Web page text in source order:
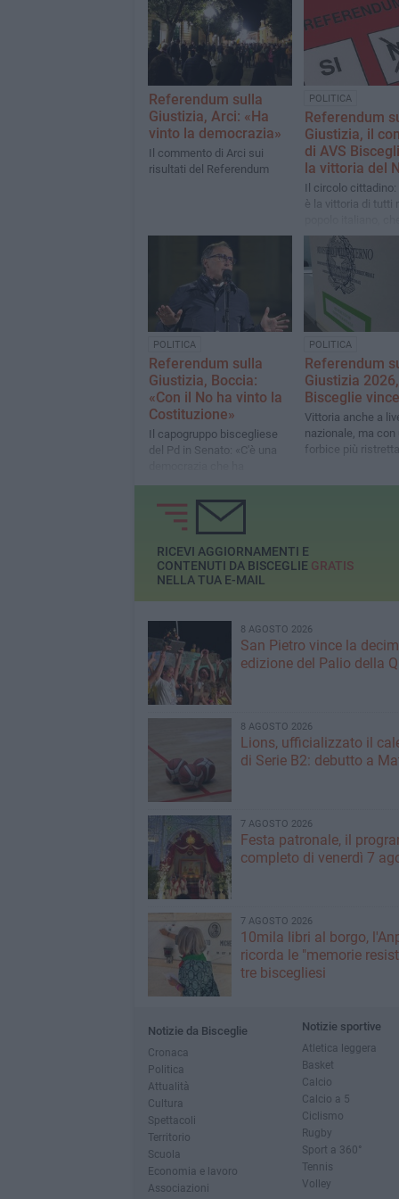
Referendum sulla
Giustizia, Arci: «Ha
vinto la democrazia»
Il commento di Arci sui
risultati del Referendum
POLITICA
Referendum
Giustizia, il
di AVS
la vittoria del
Il circolo cittadino:
è la vittoria di tutti
riconosce nella
Costituzione»
POLITICA
Referendum sulla
Giustizia, Boccia:
«Con il No ha vinto la
Costituzione»
Il capogruppo biscegliese
del Pd in Senato: «C'è una
funzionato. E una
Repubblica che ha ritrovato,
attraverso il voto, la sua
forza più autentica»
POLITICA
Referendum
Giustizia
Bisceglie
Vittoria anche a
nazionale, ma con
forbice più ristretta
RICEVI AGGIORNAMENTI E
CONTENUTI DA BISCEGLIE GRATIS
NELLA TUA E-MAIL
8 AGOSTO 2026
San Pietro vince la
edizione del Palio della
8 AGOSTO 2026
Lions, ufficializzato il
di Serie B2: debutto a
7 AGOSTO 2026
Festa patronale, il
completo di venerdì 7
7 AGOSTO 2026
10mila libri al borgo,
ricorda le "memorie
tre biscegliesi
Notizie da Bisceglie
Cronaca
Politica
Attualità
Cultura
Spettacoli
Territorio
Scuola
Economia e lavoro
Associazioni
Notizie sportive
Atletica leggera
Basket
Calcio
Calcio a 5
Ciclismo
Rugby
Sport a 360°
Tennis
Volley